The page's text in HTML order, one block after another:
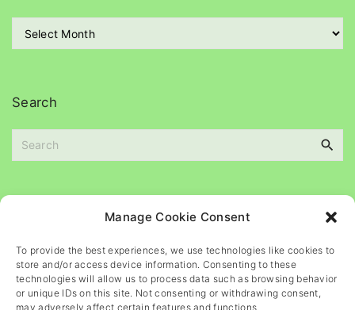
Manage Cookie Consent
To provide the best experiences, we use technologies like cookies to
store and/or access device information. Consenting to these
technologies will allow us to process data such as browsing behavior
or unique IDs on this site. Not consenting or withdrawing consent,
may adversely affect certain features and functions.
r
e
A
v
Search
o
maintain this blog